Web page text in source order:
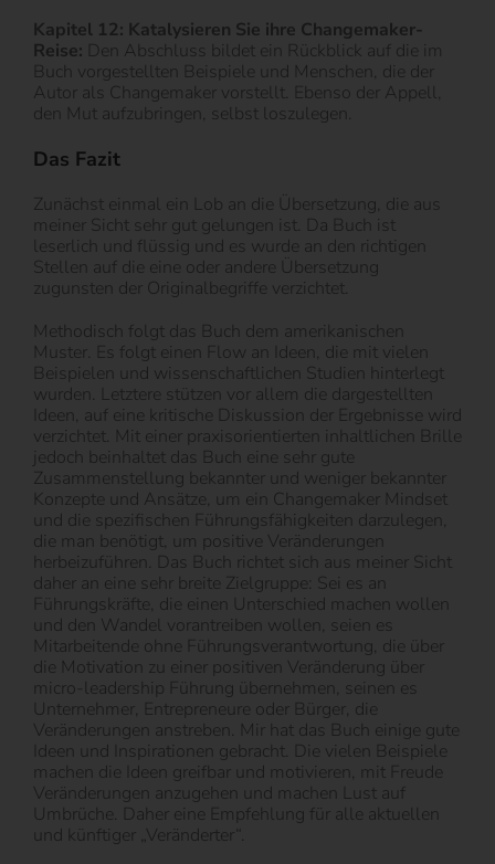
Kapitel 12: Katalysieren Sie ihre Changemaker-
Reise: Den Abschluss bildet ein Rückblick auf die im
Buch vorgestellten Beispiele und Menschen, die der
Autor als Changemaker vorstellt. Ebenso der Appell,
den Mut aufzubringen, selbst loszulegen.
Das Fazit
Zunächst einmal ein Lob an die Übersetzung, die aus
meiner Sicht sehr gut gelungen ist. Da Buch ist
leserlich und flüssig und es wurde an den richtigen
Stellen auf die eine oder andere Übersetzung
zugunsten der Originalbegriffe verzichtet.
Methodisch folgt das Buch dem amerikanischen
Muster. Es folgt einen Flow an Ideen, die mit vielen
Beispielen und wissenschaftlichen Studien hinterlegt
wurden. Letztere stützen vor allem die dargestellten
Ideen, auf eine kritische Diskussion der Ergebnisse wird
verzichtet. Mit einer praxisorientierten inhaltlichen Brille
jedoch beinhaltet das Buch eine sehr gute
Zusammenstellung bekannter und weniger bekannter
Konzepte und Ansätze, um ein Changemaker Mindset
und die spezifischen Führungsfähigkeiten darzulegen,
die man benötigt, um positive Veränderungen
herbeizuführen. Das Buch richtet sich aus meiner Sicht
daher an eine sehr breite Zielgruppe: Sei es an
Führungskräfte, die einen Unterschied machen wollen
und den Wandel vorantreiben wollen, seien es
Mitarbeitende ohne Führungsverantwortung, die über
die Motivation zu einer positiven Veränderung über
micro-leadership Führung übernehmen, seinen es
Unternehmer, Entrepreneure oder Bürger, die
Veränderungen anstreben. Mir hat das Buch einige gute
Ideen und Inspirationen gebracht. Die vielen Beispiele
machen die Ideen greifbar und motivieren, mit Freude
Veränderungen anzugehen und machen Lust auf
Umbrüche. Daher eine Empfehlung für alle aktuellen
und künftiger „Veränderter“.